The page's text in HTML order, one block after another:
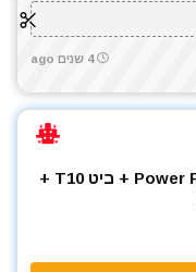
4 שנים ago
סט 245 ברגי Power Fast + ביט T10 +